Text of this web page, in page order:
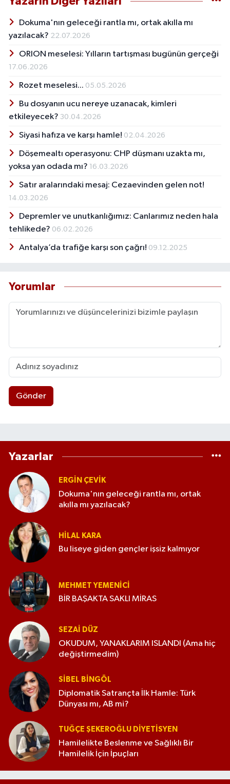
Dokuma'nın geleceği rantla mı, ortak akılla mı
yazılacak? 22.07.2026
ORION meselesi: Yılların tartışması bugünün gerçeği
17.06.2026
Rozet meselesi... 05.05.2026
Bu dosyanın ucu nereye uzanacak, kimleri
etkileyecek? 30.04.2026
Siyasi hafıza ve karşı hamle! 02.04.2026
Döşemealtı operasyonu: CHP düşmanı uzakta mı,
yoksa yan odada mı? 16.03.2026
Satır aralarındaki mesaj: Cezaevinden gelen not!
14.03.2026
Depremler ve unutkanlığımız: Canlarımız neden hala
tehlikede? 06.02.2026
Antalya’da trafiğe karşı son çağrı! 09.12.2025
Yorumlar
Gönder
Yazarlar
ERGIN ÇEVİK
Dokuma'nın geleceği rantla mı, ortak
akılla mı yazılacak?
HILAL KARA
Bu liseye giden gençler işsiz kalmıyor
MEHMET YEMENICI
BİR BAŞAKTA SAKLI MİRAS
SEZAI DÜZ
OKUDUM, YANAKLARIM ISLANDI (Ama hiç
değiştirmedim)
SIBEL BINGÖL
Diplomatik Satrançta İlk Hamle: Türk
Dünyası mı, AB mi?
TUĞÇE ŞEKEROĞLU DIYETISYEN
Hamilelikte Beslenme ve Sağlıklı Bir
Hamilelik İçin İpuçları